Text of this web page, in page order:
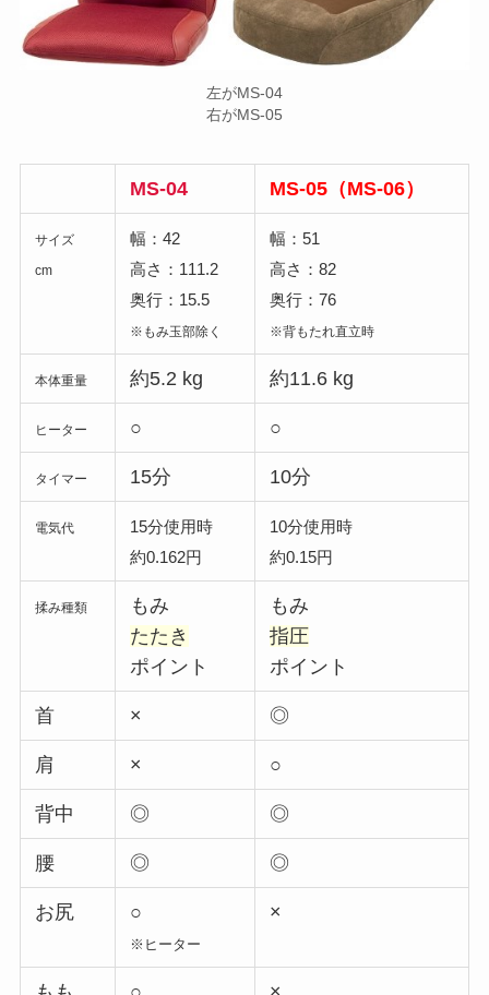
左がMS-04
右がMS-05
MS-04 MS-05（MS-06）
サイズ
cm
幅：42
高さ：111.2
奥行：15.5
※もみ玉部除く
幅：51
高さ：82
奥行：76
※背もたれ直立時
本体重量 約5.2 kg 約11.6 kg
ヒーター ○ ○
タイマー 15分 10分
電気代
15分使用時
約0.162円
10分使用時
約0.15円
揉み種類
もみ
たたき
ポイント
もみ
指圧
ポイント
首 × ◎
肩 × ○
背中 ◎ ◎
腰 ◎ ◎
お尻 ○
※ヒーター
×